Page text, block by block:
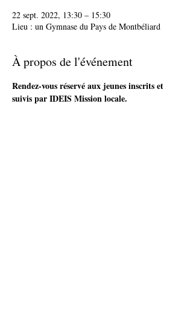
22 sept. 2022, 13:30 – 15:30
Lieu : un Gymnase du Pays de Montbéliard
À propos de l'événement
Rendez-vous réservé aux jeunes inscrits et
suivis par IDEIS Mission locale.